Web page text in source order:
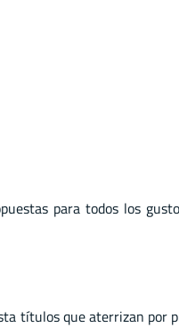
para todos los
títulos que aterrizan por